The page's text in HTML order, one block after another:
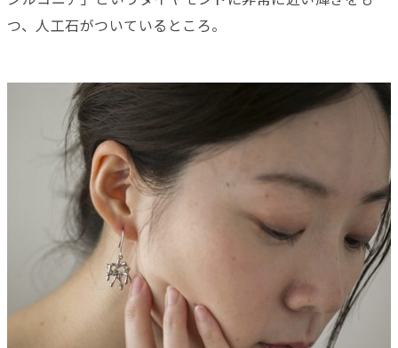
つ、人工石がついているところ。